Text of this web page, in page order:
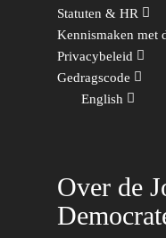
Statuten & HR
Kennismaken met
Privacybeleid
Gedragscode
English
Over de